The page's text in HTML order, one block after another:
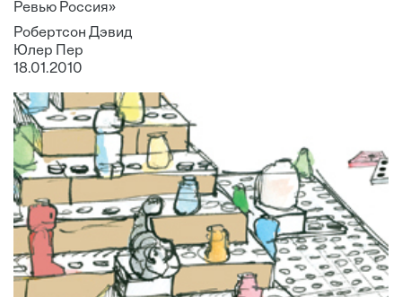
Ревью Россия»
Робертсон Дэвид
Юлер Пер
18.01.2010